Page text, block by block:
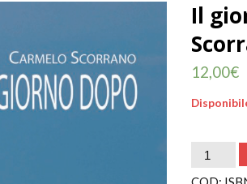
Il
12,00€
giorno